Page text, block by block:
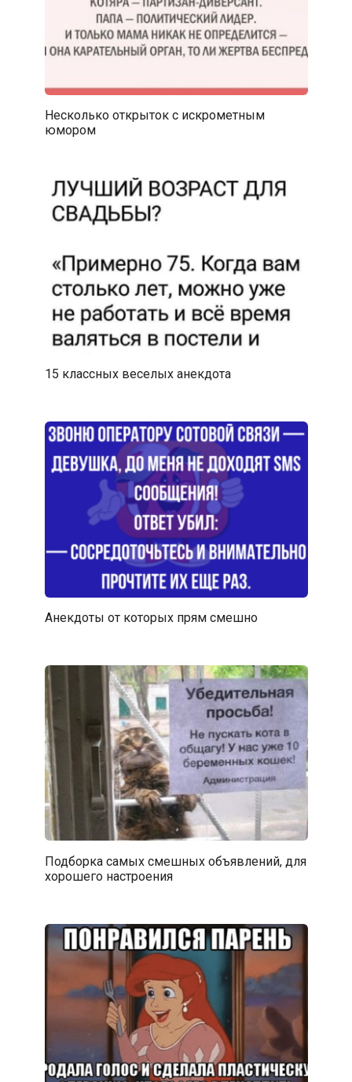
Несколько открыток с искрометным
юмором
15 классных веселых анекдота
Анекдоты от которых прям смешно
Подборка самых смешных объявлений, для
хорошего настроения